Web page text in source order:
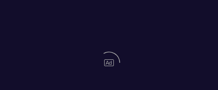
Ad